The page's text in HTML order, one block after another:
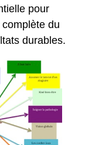
pour
du
durables.